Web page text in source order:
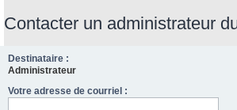
Contacter un administrateur
Destinataire :
Administrateur
Votre adresse de courriel :